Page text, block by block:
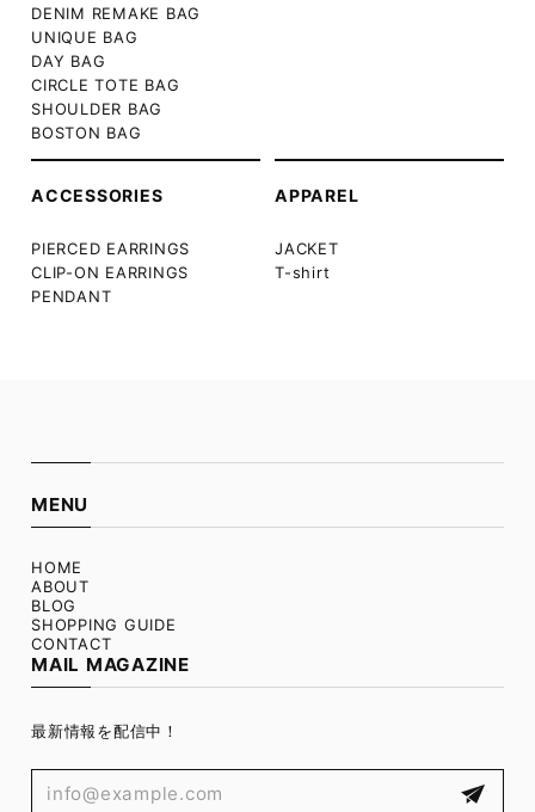
DENIM REMAKE BAG
UNIQUE BAG
DAY BAG
CIRCLE TOTE BAG
SHOULDER BAG
BOSTON BAG
ACCESSORIES
PIERCED EARRINGS
CLIP-ON EARRINGS
PENDANT
APPAREL
JACKET
T-shirt
MENU
HOME
ABOUT
BLOG
SHOPPING GUIDE
CONTACT
MAIL MAGAZINE
最新情報を配信中！